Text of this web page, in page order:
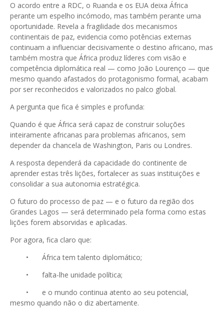
O acordo entre a RDC, o Ruanda e os EUA deixa África
perante um espelho incómodo, mas também perante uma
oportunidade. Revela a fragilidade dos mecanismos
continentais de paz, evidencia como potências externas
continuam a influenciar decisivamente o destino africano, mas
também mostra que África produz líderes com visão e
competência diplomática real — como João Lourenço — que
mesmo quando afastados do protagonismo formal, acabam
por ser reconhecidos e valorizados no palco global.
A pergunta que fica é simples e profunda:
Quando é que África será capaz de construir soluções
inteiramente africanas para problemas africanos, sem
depender da chancela de Washington, Paris ou Londres.
A resposta dependerá da capacidade do continente de
aprender estas três lições, fortalecer as suas instituições e
consolidar a sua autonomia estratégica.
O futuro do processo de paz — e o futuro da região dos
Grandes Lagos — será determinado pela forma como estas
lições forem absorvidas e aplicadas.
Por agora, fica claro que:
•
África tem talento diplomático;
•
falta-lhe unidade política;
•
e o mundo continua atento ao seu potencial,
mesmo quando não o diz abertamente.